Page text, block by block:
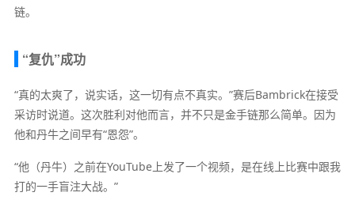
链。
“复仇”成功
“真的太爽了，说实话，这一切有点不真实。”赛后Bambrick在接受
采访时说道。这次胜利对他而言，并不只是金手链那么简单。因为
他和丹牛之间早有“恩怨”。
“他（丹牛）之前在YouTube上发了一个视频，是在线上比赛中跟我
打的一手盲注大战。”